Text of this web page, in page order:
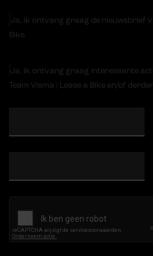
Ja, ik ontvang graag de nieuwsbrief
Bike
Ja, ik ontvang graag interessante
Team Visma | Lease a Bike en/of